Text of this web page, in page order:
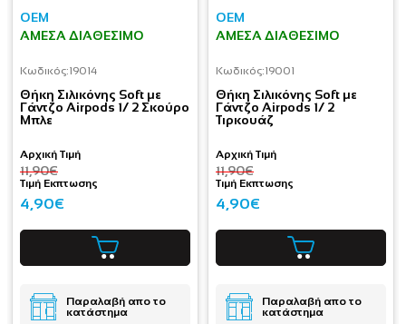
OEM
ΆΜΕΣΑ ΔΙΑΘΈΣΙΜΟ
Κωδικός:19014
Θήκη Σιλικόνης Soft με
Γάντζο Airpods 1/ 2 Σκούρο
Μπλε
Αρχική Τιμή
11,90€
Τιμή Εκπτωσης
4,90€
Παραλαβή απο το
κατάστημα
OEM
ΆΜΕΣΑ ΔΙΑΘΈΣΙΜΟ
Κωδικός:19001
Θήκη Σιλικόνης Soft με
Γάντζο Airpods 1/ 2
Τιρκουάζ
Αρχική Τιμή
11,90€
Τιμή Εκπτωσης
4,90€
Παραλαβή απο το
κατάστημα